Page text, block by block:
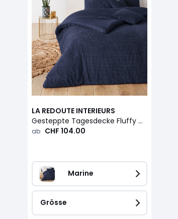
LA REDOUTE INTERIEURS
Gesteppte Tagesdecke Fluffy mit Reliefmuster
ab CHF 104.00
Marine
Grösse